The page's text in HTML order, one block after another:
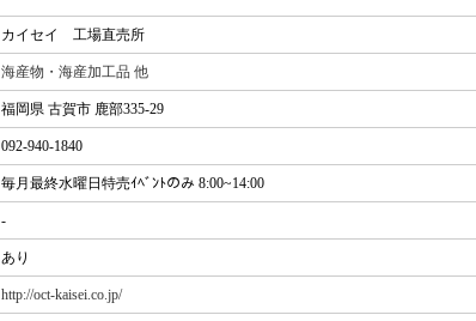
カイセイ 工場直売所
海産物・海産加工品 他
福岡県 古賀市 鹿部335-29
092-940-1840
毎月最終水曜日特売ｲﾍﾞﾝﾄのみ 8:00~14:00
-
あり
http://oct-kaisei.co.jp/